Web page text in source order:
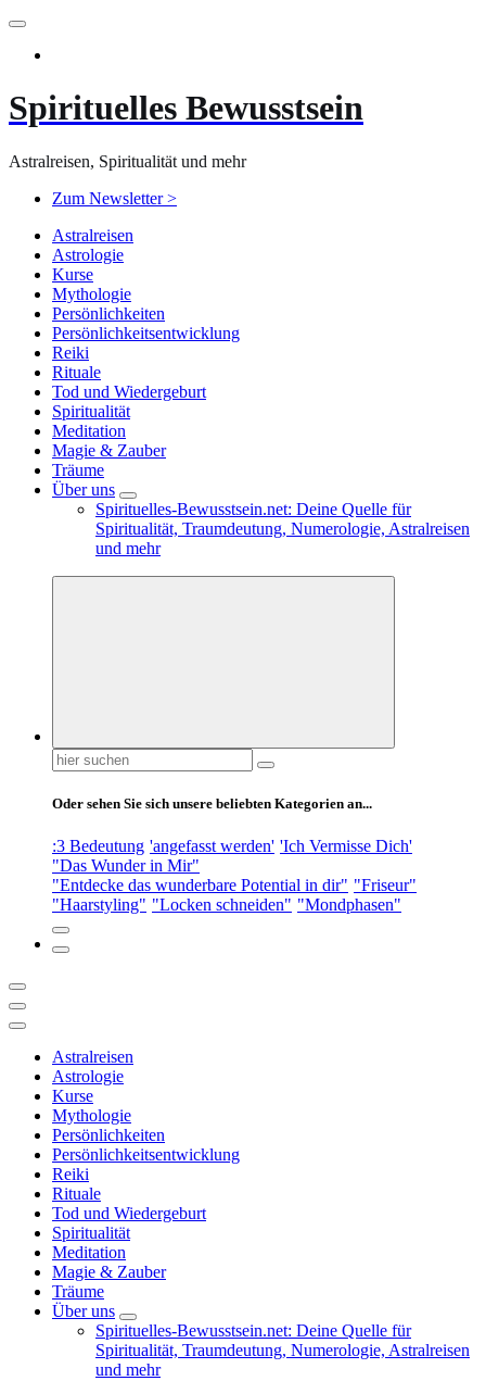
Zum
springen
Spirituelles Bewusstsein
Astralreisen, Spiritualität und mehr
Zum Newsletter >
Astralreisen
Astrologie
Kurse
Mythologie
Persönlichkeiten
Persönlichkeitsentwicklung
Reiki
Rituale
Tod und Wiedergeburt
Spiritualität
Meditation
Magie & Zauber
Träume
Über uns
Spirituelles-Bewusstsein.net: Deine Quelle für
Spiritualität, Traumdeutung, Numerologie, Astralreisen
und mehr
Suchen
nach:
Oder sehen Sie sich unsere beliebten Kategorien an...
:3 Bedeutung 'angefasst werden' 'Ich Vermisse Dich'
"Das Wunder in Mir"
"Entdecke das wunderbare Potential in dir" "Friseur"
"Haarstyling" "Locken schneiden" "Mondphasen"
Astralreisen
Astrologie
Kurse
Mythologie
Persönlichkeiten
Persönlichkeitsentwicklung
Reiki
Rituale
Tod und Wiedergeburt
Spiritualität
Meditation
Magie & Zauber
Träume
Über uns
Spirituelles-Bewusstsein.net: Deine Quelle für
Spiritualität, Traumdeutung, Numerologie, Astralreisen
und mehr